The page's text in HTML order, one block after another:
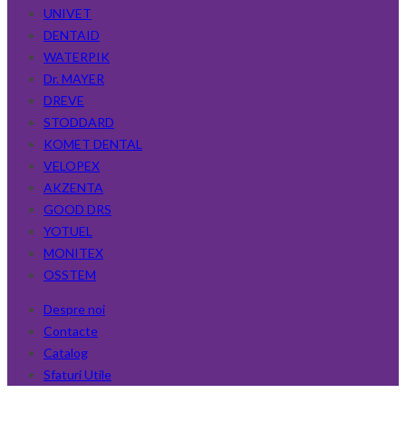
UNIVET
DENTAID
WATERPIK
Dr. MAYER
DREVE
STODDARD
KOMET DENTAL
VELOPEX
AKZENTA
GOOD DRS
YOTUEL
MONITEX
OSSTEM
Despre noi
Contacte
Catalog
Sfaturi Utile